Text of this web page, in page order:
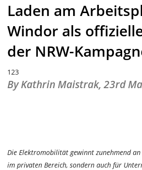
Laden am
Windor als
der NRW-
123
By Kathrin Maistrak, 23rd
Die Elektromobilität gewinnt zunehmend
im privaten Bereich, sondern auch für